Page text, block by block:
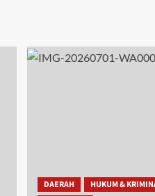
DAERAH
HUKUM &